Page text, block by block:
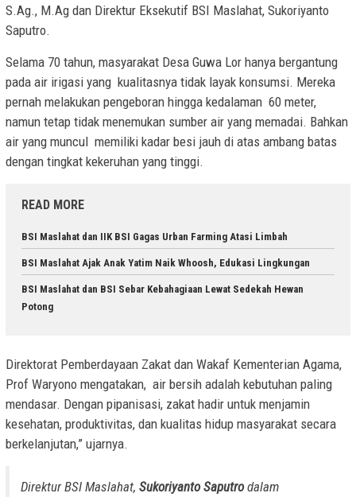
S.Ag., M.Ag dan Direktur Eksekutif BSI Maslahat, Sukoriyanto
Saputro.
Selama 70 tahun, masyarakat Desa Guwa Lor hanya bergantung
pada air irigasi yang kualitasnya tidak layak konsumsi. Mereka
pernah melakukan pengeboran hingga kedalaman 60 meter,
namun tetap tidak menemukan sumber air yang memadai. Bahkan
air yang muncul memiliki kadar besi jauh di atas ambang batas
dengan tingkat kekeruhan yang tinggi.
READ MORE
BSI Maslahat dan IIK BSI Gagas Urban Farming Atasi Limbah
BSI Maslahat Ajak Anak Yatim Naik Whoosh, Edukasi Lingkungan
BSI Maslahat dan BSI Sebar Kebahagiaan Lewat Sedekah Hewan
Potong
Direktorat Pemberdayaan Zakat dan Wakaf Kementerian Agama,
Prof Waryono mengatakan, air bersih adalah kebutuhan paling
mendasar. Dengan pipanisasi, zakat hadir untuk menjamin
kesehatan, produktivitas, dan kualitas hidup masyarakat secara
berkelanjutan,” ujarnya.
Direktur BSI Maslahat, Sukoriyanto Saputrodalam